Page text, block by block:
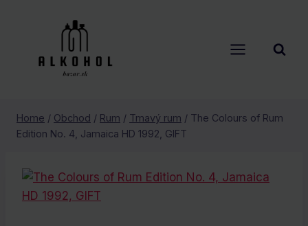
Home / Obchod / Rum / Tmavý rum / The Colours of Rum
Edition No. 4, Jamaica HD 1992, GIFT